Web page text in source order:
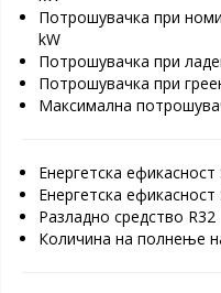
Потрошувачка при
kW
Потрошувачка при
Потрошувачка при
Максимална
Енергетска ефикасност
Енергетска ефикасност
Разладно средство R32
Количина на полнење